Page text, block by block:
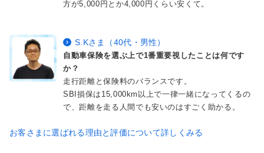
方が5,000円とか4,000円くらい安くて。
S.Kさま（40代・男性）
自動車保険を選ぶ上で1番重要視したことは何です
か？
走行距離と保険料のバランスです。
SBI損保は15,000km以上で一律一緒になってくるの
で、距離を走る人間でも安いのはすごく助かる。
お客さまに選ばれる理由と評価について詳しくみる